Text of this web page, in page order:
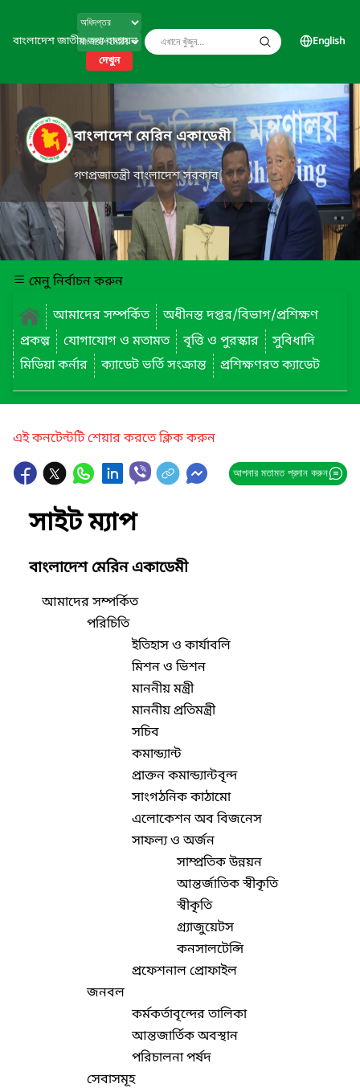
বাংলাদেশ জাতীয় তথ্য বাতায়ন
দেখুন
English
বাংলাদেশ মেরিন একাডেমী
গণপ্রজাতন্ত্রী বাংলাদেশ সরকার
মেনু নির্বাচন করুন
আমাদের সম্পর্কিত
অধীনস্ত দপ্তর/বিভাগ/প্রশিক্ষণ
প্রকল্প
যোগাযোগ ও মতামত বৃত্তি ও পুরস্কার
সুবিধাদি
মিডিয়া কর্নার
ক্যাডেট ভর্তি সংক্রান্ত প্রশিক্ষণরত ক্যাডেট
এই কনটেন্টটি শেয়ার করতে ক্লিক করুন
আপনার মতামত প্রদান করুন
সাইট ম্যাপ
বাংলাদেশ মেরিন একাডেমী
আমাদের সম্পর্কিত
পরিচিতি
ইতিহাস ও কার্যাবলি
মিশন ও ভিশন
মাননীয় মন্ত্রী
মাননীয় প্রতিমন্ত্রী
সচিব
কমান্ড্যান্ট
প্রাক্তন কমান্ড্যান্টবৃন্দ
সাংগঠনিক কাঠামো
এলোকেশন অব বিজনেস
সাফল্য ও অর্জন
সাম্প্রতিক উন্নয়ন
আন্তর্জাতিক স্বীকৃতি
স্বীকৃতি
গ্র্যাজুয়েটস
কনসালটেন্সি
প্রফেশনাল প্রোফাইল
জনবল
কর্মকর্তাবৃন্দের তালিকা
আন্তজার্তিক অবস্থান
পরিচালনা পর্ষদ
সেবাসমূহ